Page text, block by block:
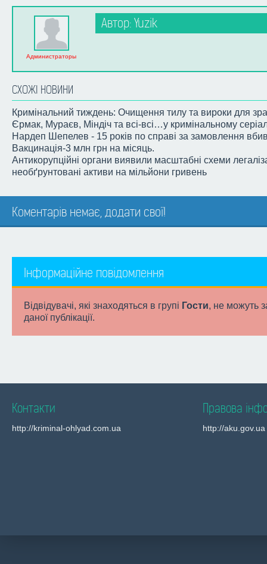
Администраторы
Автор: Yuzik
СХОЖІ НОВИНИ
Кримінальний тиждень: Очищення тилу та вироки для
Єрмак, Мураєв, Міндіч та всі-всі…у кримінальному
Нардеп Шепелев - 15 років по справі за замовлення
Вакцинація-3 млн грн на місяць.
Антикорупційні органи виявили масштабні схеми
необґрунтовані активи на мільйони гривень
Коментарів немає, додати свої!
Інформаційне повідомлення
Відвідувачі, які знаходяться в групі Гости, не можуть
даної публікації.
Контакти
http://kriminal-ohlyad.com.ua
Правова
http://aku.gov.ua